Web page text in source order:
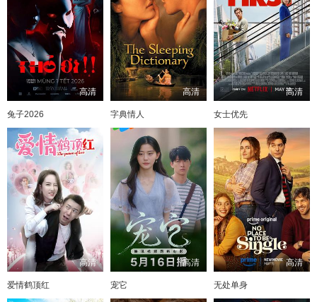
高清
兔子2026
高清
字典情人
高清
女士优先
高清
爱情鹤顶红
高清
宠它
高清
无处单身